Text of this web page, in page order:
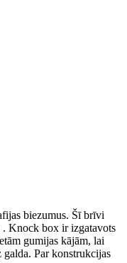
biezumus. Šī brīvi
. Knock box ir izgatavots
gumijas kājām, lai
Par konstrukcijas